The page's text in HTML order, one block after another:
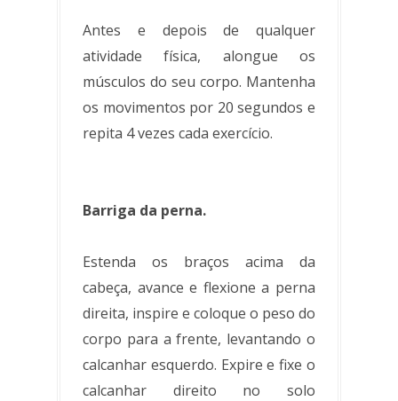
Antes e depois de qualquer
atividade física, alongue os
músculos do seu corpo. Mantenha
os movimentos por 20 segundos e
repita 4 vezes cada exercício.
Barriga da perna.
Estenda os braços acima da
cabeça, avance e flexione a perna
direita, inspire e coloque o peso do
corpo para a frente, levantando o
calcanhar esquerdo. Expire e fixe o
calcanhar direito no solo